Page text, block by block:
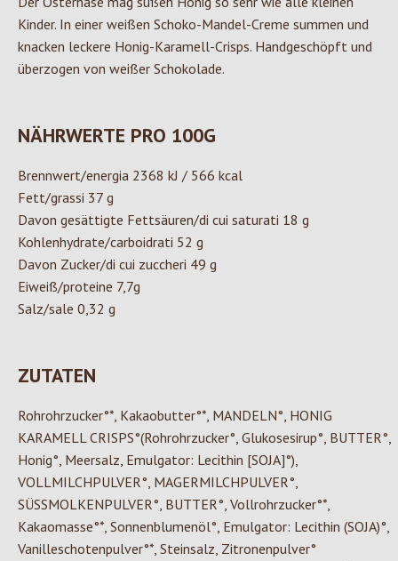
Kinder. In einer weißen Schoko-Mandel-Creme summen und
knacken leckere Honig-Karamell-Crisps. Handgeschöpft und
überzogen von weißer Schokolade.
NÄHRWERTE PRO 100G
Brennwert/energia 2368 kJ / 566 kcal
Fett/grassi 37 g
Davon gesättigte Fettsäuren/di cui saturati 18 g
Kohlenhydrate/carboidrati 52 g
Davon Zucker/di cui zuccheri 49 g
Eiweiß/proteine 7,7g
Salz/sale 0,32 g
ZUTATEN
Rohrohrzucker°*, Kakaobutter°*, MANDELN°, HONIG
KARAMELL CRISPS°(Rohrohrzucker°, Glukosesirup°, BUTTER°,
Honig°, Meersalz, Emulgator: Lecithin [SOJA]°),
VOLLMILCHPULVER°, MAGERMILCHPULVER°,
SÜSSMOLKENPULVER°, BUTTER°, Vollrohrzucker°*,
Kakaomasse°*, Sonnenblumenöl°, Emulgator: Lecithin (SOJA)°,
Vanilleschotenpulver°*, Steinsalz, Zitronenpulver°